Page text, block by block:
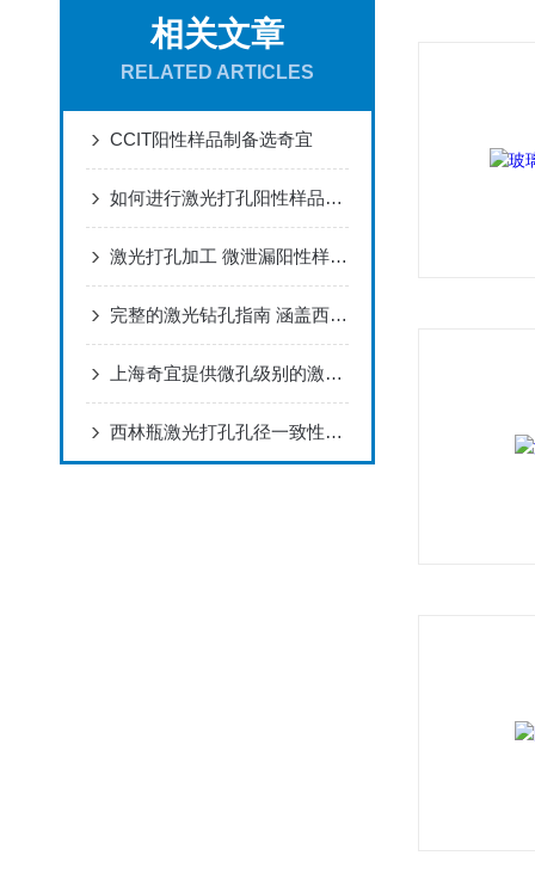
相关文章
RELATED ARTICLES
CCIT阳性样品制备选奇宜
如何进行激光打孔阳性样品制备？
激光打孔加工 微泄漏阳性样品制备 安瓿瓶 西林瓶微孔加工
完整的激光钻孔指南 涵盖西林瓶、安瓿瓶等
上海奇宜提供微孔级别的激光打孔加工、毛细管、微量管、金属丝制备服务
西林瓶激光打孔孔径一致性与批量稳定性测试